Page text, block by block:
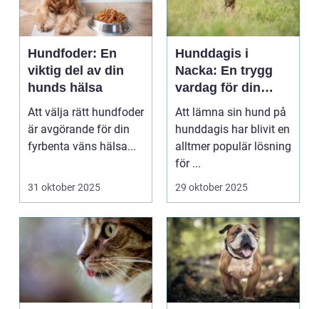
Hundfoder: En
viktig del av din
hunds hälsa
Att välja rätt hundfoder
är avgörande för din
fyrbenta väns hälsa...
31 oktober 2025
Hunddagis i
Nacka: En trygg
vardag för din
fyrbenta vän
Att lämna sin hund på
hunddagis har blivit en
alltmer populär lösning
för ...
29 oktober 2025